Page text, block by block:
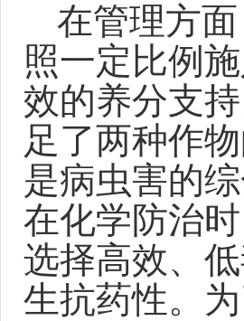
在管理方
照一定比例
效的养分支
足了两种作
是病虫害的
在化学防治
选择高效、
生抗药性。